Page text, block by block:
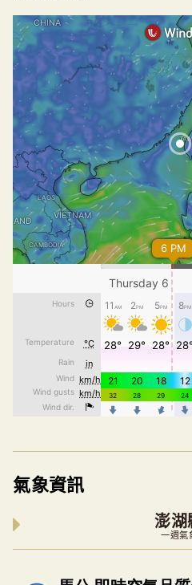
氣象資訊
澎湖
一週氣